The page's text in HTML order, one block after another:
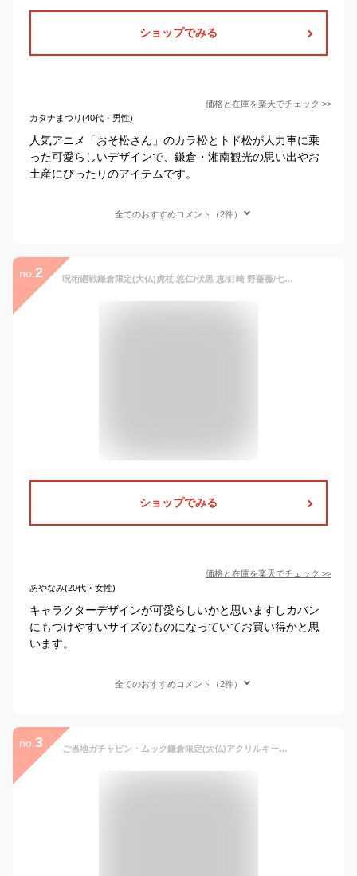
ショップでみる
価格と在庫を楽天でチェック >>
カタナまつり(40代・男性)
人気アニメ「おそ松さん」のカラ松とトド松が人力車に乗
った可愛らしいデザインで、鎌倉・湘南観光の思い出やお
土産にぴったりのアイテムです。
全てのおすすめコメント（2件）
no. 2 呪術廻戦鎌倉限定(大仏)虎杖 悠仁/伏黒 恵/釘崎 野薔薇/七海 建人/五条 悟クリアキーホルダー
ショップでみる
価格と在庫を楽天でチェック >>
あやなみ(20代・女性)
キャラクターデザインが可愛らしいかと思いますしカバン
にもつけやすいサイズのものになっていてお買い得かと思
います。
全てのおすすめコメント（2件）
no. 3 ご当地ガチャピン・ムック鎌倉限定(大仏)アクリルキーホルダー